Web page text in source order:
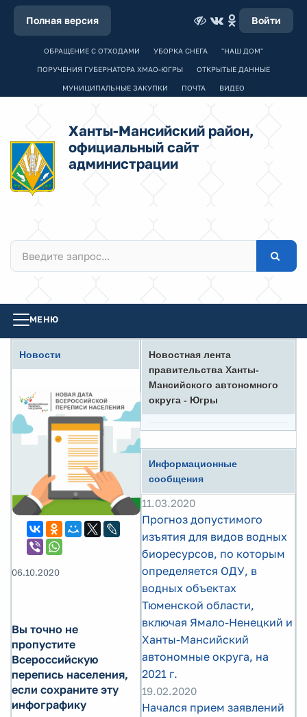
Полная версия Войти
ОБРАЩЕНИЕ С ОТХОДАМИ УБОРКА СНЕГА "НАШ ДОМ"
ПОРУЧЕНИЯ ГУБЕРНАТОРА ХМАО-ЮГРЫ ОТКРЫТЫЕ ДАННЫЕ
МУНИЦИПАЛЬНЫЕ ЗАКУПКИ ПОЧТА ВИДЕО
Ханты-Мансийский район,
официальный сайт
администрации
МЕНЮ
Новости
06.10.2020
Вы точно не
пропустите
Всероссийскую
перепись населения,
если сохраните эту
инфографику
Новостная лента
правительства Ханты-
Мансийского автономного
округа - Югры
Информационные
сообщения
11.03.2020
Прогноз допустимого
изъятия для видов водных
биоресурсов, по которым
определяется ОДУ, в
водных объектах
Тюменской области,
включая Ямало-Ненецкий и
Ханты-Мансийский
автономные округа, на
2021 г.
19.02.2020
Начался прием заявлений